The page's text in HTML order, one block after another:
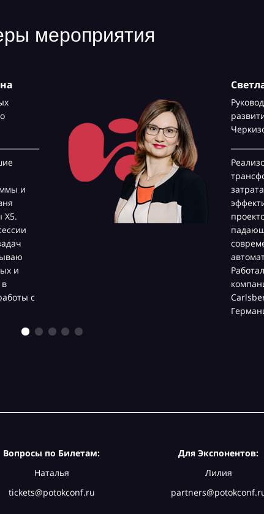
мероприятия
и
Х5.
и
с
Вопросы по Билетам:
Наталья
tickets@potokconf.ru
Для Экспонентов:
Лилия